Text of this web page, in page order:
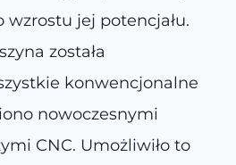
jej potencjału.
została
konwencjonalne
nowoczesnymi
CNC. Umożliwiło to